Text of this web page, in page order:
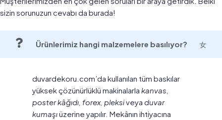
sizin sorunuzun cevabı da burada!
Ürünlerimiz hangi malzemelere basılıyor?
duvardekoru.com’da kullanılan tüm baskılar
yüksek çözünürlüklü makinalarla kanvas,
poster kâğıdı, forex, pleksiveya duvar
kumaşıüzerine yapılır. Mekânın ihtiyacına